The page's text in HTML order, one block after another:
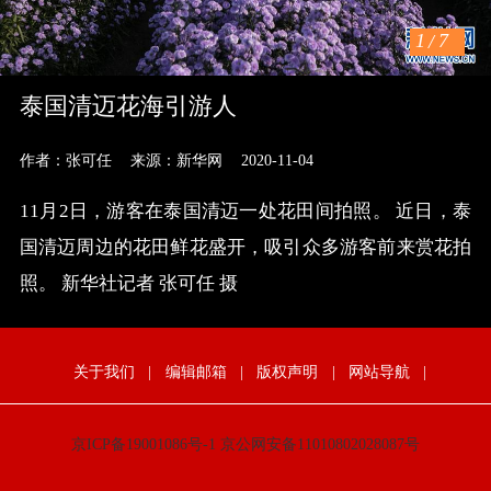
1 / 7
泰国清迈花海引游人
作者：张可任 来源：新华网 2020-11-04
11月2日，游客在泰国清迈一处花田间拍照。 近日，泰
国清迈周边的花田鲜花盛开，吸引众多游客前来赏花拍
照。 新华社记者 张可任 摄
关于我们 | 编辑邮箱 | 版权声明 | 网站导航 |
京ICP备19001086号-1 京公网安备11010802028087号